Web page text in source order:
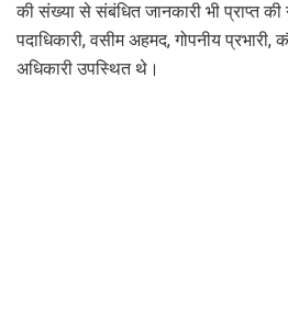
की संख्या से संबंधित जानकारी भी प्राप्त की
पदाधिकारी, वसीम अहमद, गोपनीय
अधिकारी उपस्थित थे।